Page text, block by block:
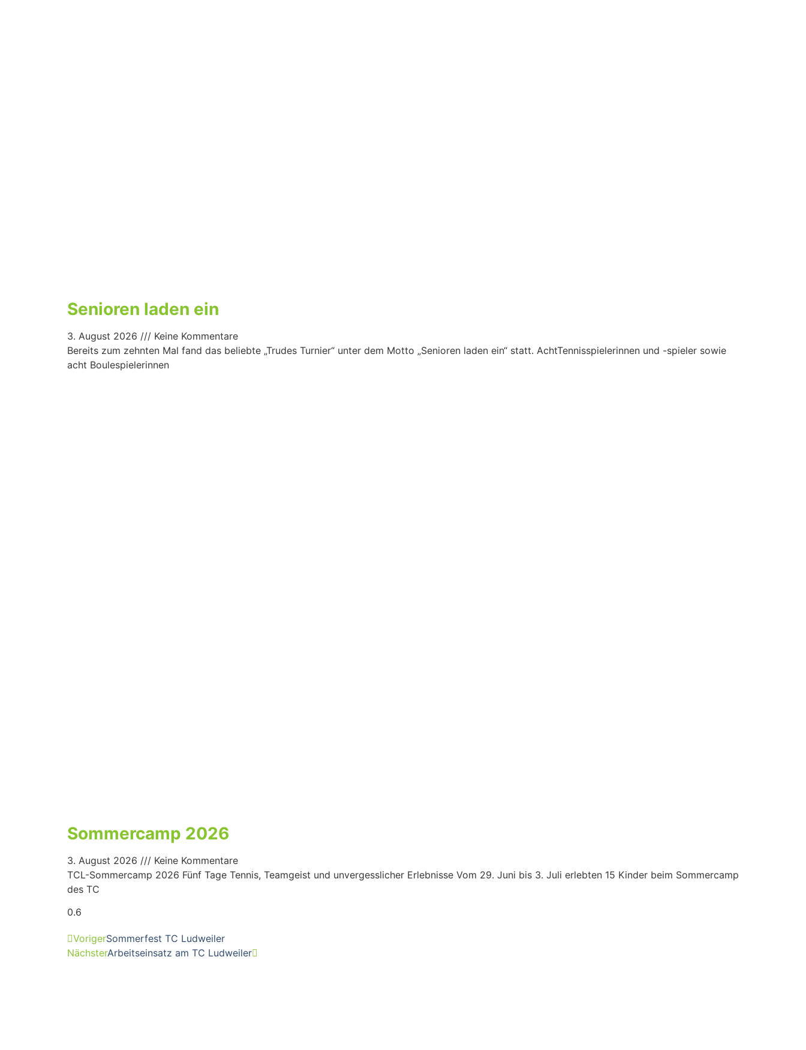
Senioren laden ein
3. August 2026
Keine Kommentare
Bereits zum zehnten Mal fand das beliebte „Trudes Turnier“ unter dem Motto „Senioren laden ein“ statt. AchtTennisspielerinnen und -spieler sowie
acht Boulespielerinnen
Sommercamp 2026
3. August 2026
Keine Kommentare
TCL-Sommercamp 2026 Fünf Tage Tennis, Teamgeist und unvergesslicher Erlebnisse Vom 29. Juni bis 3. Juli erlebten 15 Kinder beim Sommercamp
des TC
VorigerSommerfest TC Ludweiler
NächsterArbeitseinsatz am TC Ludweiler